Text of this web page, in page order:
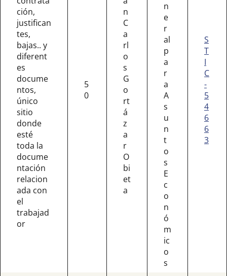
ción,
justifican
tes,
bajas.. y
diferent
es
docume
ntos,
único
sitio
donde
esté
toda la
docume
ntación
relacion
ada con
el
trabajad
or
5
0
n
C
a
rl
o
s
G
o
rt
á
z
a
r
O
bi
et
a
n
e
r
al
p
a
r
a
A
s
u
n
t
o
s
E
c
o
n
ó
m
ic
o
s
S
T
I
C
-
5
4
6
6
3